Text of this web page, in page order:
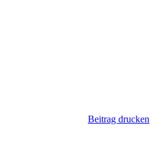
Beitrag drucken